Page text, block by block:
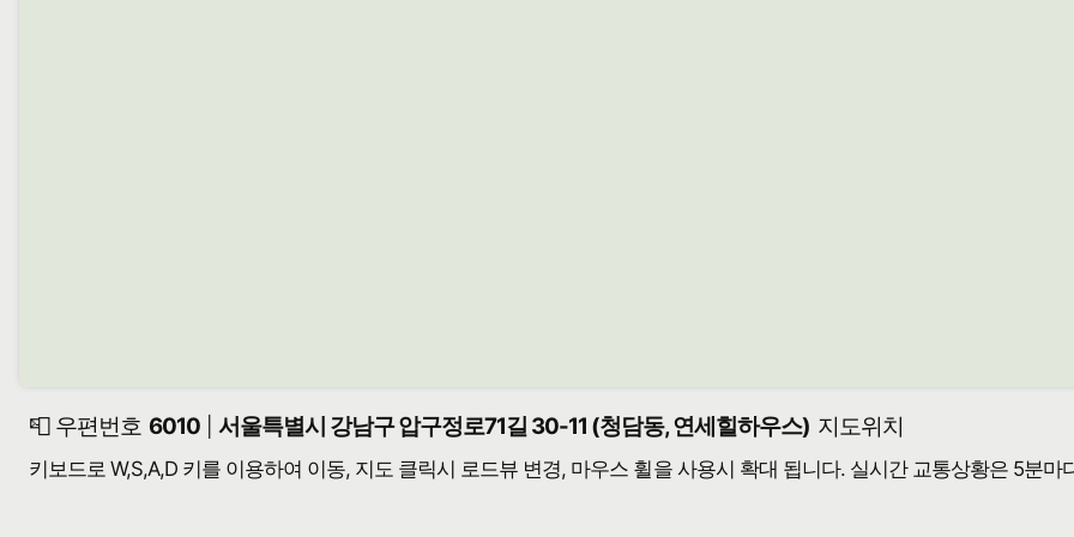
📮 우편번호 6010 서울특별시 강남구 압구정로71길 30-11 (청담동, 연세힐하우스) 지도위치
키보드로 W,S,A,D 키를 이용하여 이동, 지도 클릭시 로드뷰 변경, 마우스 휠을 사용시 확대 됩니다. 실시간 교통상황은 5분마